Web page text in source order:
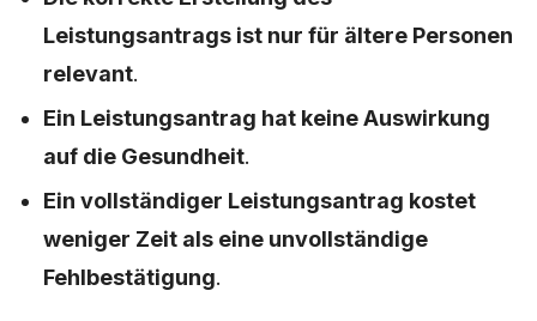
Leistungsantrags ist nur für ältere Personen
relevant.
Ein Leistungsantrag hat keine Auswirkung
auf die Gesundheit.
Ein vollständiger Leistungsantrag kostet
weniger Zeit als eine unvollständige
Fehlbestätigung.